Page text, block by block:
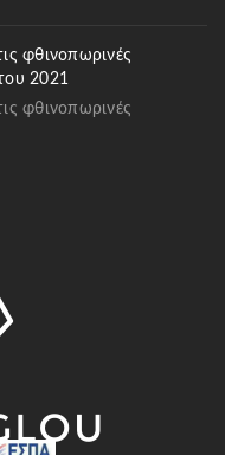
φθινοπωρινές
2021
φθινοπωρινές